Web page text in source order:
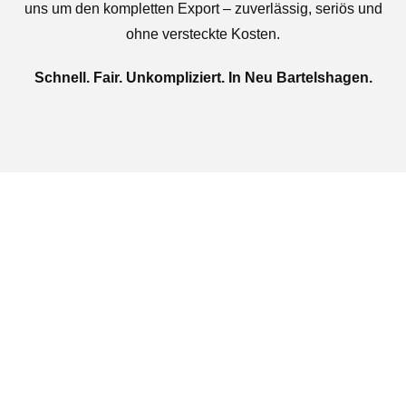
uns um den kompletten Export – zuverlässig, seriös und
ohne versteckte Kosten.
Schnell. Fair. Unkompliziert. In Neu Bartelshagen.